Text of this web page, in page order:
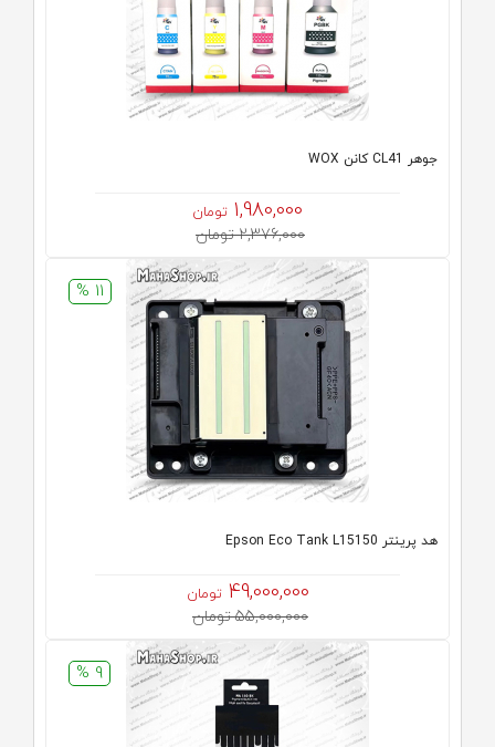
جوهر CL41 کانن WOX
1,980,000 تومان
2,376,000 تومان
11 %
هد پرینتر Epson Eco Tank L15150
49,000,000 تومان
55,000,000 تومان
9 %